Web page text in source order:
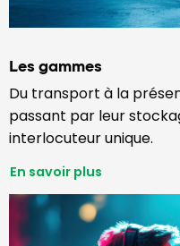
Les gammes
Du transport à la
passant par leur
interlocuteur unique.
En savoir plus